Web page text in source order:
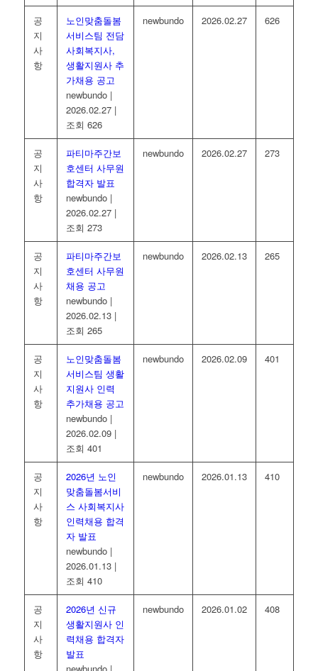
공
지
사
항
노인맞춤돌봄
서비스팀 전담
사회복지사,
생활지원사 추
가채용 공고
newbundo |
2026.02.27 |
조회 626
newbundo 2026.02.27 626
공
지
사
항
파티마주간보
호센터 사무원
합격자 발표
newbundo |
2026.02.27 |
조회 273
newbundo 2026.02.27 273
공
지
사
항
파티마주간보
호센터 사무원
채용 공고
newbundo |
2026.02.13 |
조회 265
newbundo 2026.02.13 265
공
지
사
항
노인맞춤돌봄
서비스팀 생활
지원사 인력
추가채용 공고
newbundo |
2026.02.09 |
조회 401
newbundo 2026.02.09 401
공
지
사
항
2026년 노인
맞춤돌봄서비
스 사회복지사
인력채용 합격
자 발표
newbundo |
2026.01.13 |
조회 410
newbundo 2026.01.13 410
공
지
사
항
2026년 신규
생활지원사 인
력채용 합격자
발표
newbundo 2026.01.02 408